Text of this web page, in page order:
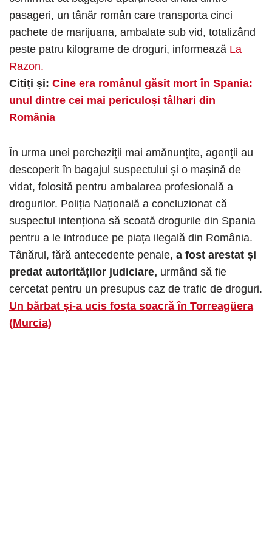
pasageri, un tânăr român care transporta cinci
pachete de marijuana, ambalate sub vid, totalizând
peste patru kilograme de droguri, informează La
Razon.
Citiți și: Cine era românul găsit mort în Spania:
unul dintre cei mai periculoși tâlhari din
România
În urma unei percheziții mai amănunțite, agenții au
descoperit în bagajul suspectului și o mașină de
vidat, folosită pentru ambalarea profesională a
drogurilor. Poliția Națională a concluzionat că
suspectul intenționa să scoată drogurile din Spania
pentru a le introduce pe piața ilegală din România.
Tânărul, fără antecedente penale, a fost arestat și
predat autorităților judiciare, urmând să fie
cercetat pentru un presupus caz de trafic de droguri.
Un bărbat și-a ucis fosta soacră în Torreagüera
(Murcia)